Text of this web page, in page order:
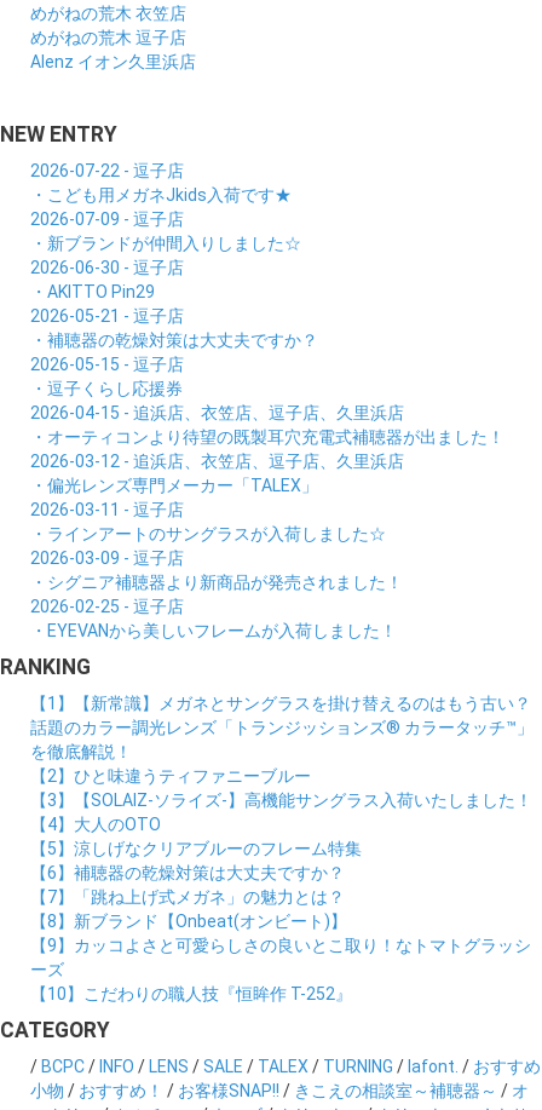
めがねの荒木 衣笠店
めがねの荒木 逗子店
Alenz イオン久里浜店
NEW ENTRY
2026-07-22 - 逗子店
・こども用メガネJkids入荷です★
2026-07-09 - 逗子店
・新ブランドが仲間入りしました☆
2026-06-30 - 逗子店
・AKITTO Pin29
2026-05-21 - 逗子店
・補聴器の乾燥対策は大丈夫ですか？
2026-05-15 - 逗子店
・逗子くらし応援券
2026-04-15 - 追浜店、衣笠店、逗子店、久里浜店
・オーティコンより待望の既製耳穴充電式補聴器が出ました！
2026-03-12 - 追浜店、衣笠店、逗子店、久里浜店
・偏光レンズ専門メーカー「TALEX」
2026-03-11 - 逗子店
・ラインアートのサングラスが入荷しました☆
2026-03-09 - 逗子店
・シグニア補聴器より新商品が発売されました！
2026-02-25 - 逗子店
・EYEVANから美しいフレームが入荷しました！
RANKING
【1】【新常識】メガネとサングラスを掛け替えるのはもう古い？
話題のカラー調光レンズ「トランジッションズ® カラータッチ™」
を徹底解説！
【2】ひと味違うティファニーブルー
【3】【SOLAIZ-ソライズ-】高機能サングラス入荷いたしました！
【4】大人のOTO
【5】涼しげなクリアブルーのフレーム特集
【6】補聴器の乾燥対策は大丈夫ですか？
【7】「跳ね上げ式メガネ」の魅力とは？
【8】新ブランド【Onbeat(オンビート)】
【9】カッコよさと可愛らしさの良いとこ取り！なトマトグラッシ
ーズ
【10】こだわりの職人技『恒眸作 T-252』
CATEGORY
/ BCPC/ INFO / LENS /SALE / TALEX / TURNING / lafont. / おすすめ
小物 / おすすめ！ / お客様SNAP!! / きこえの相談室～補聴器～ / オ